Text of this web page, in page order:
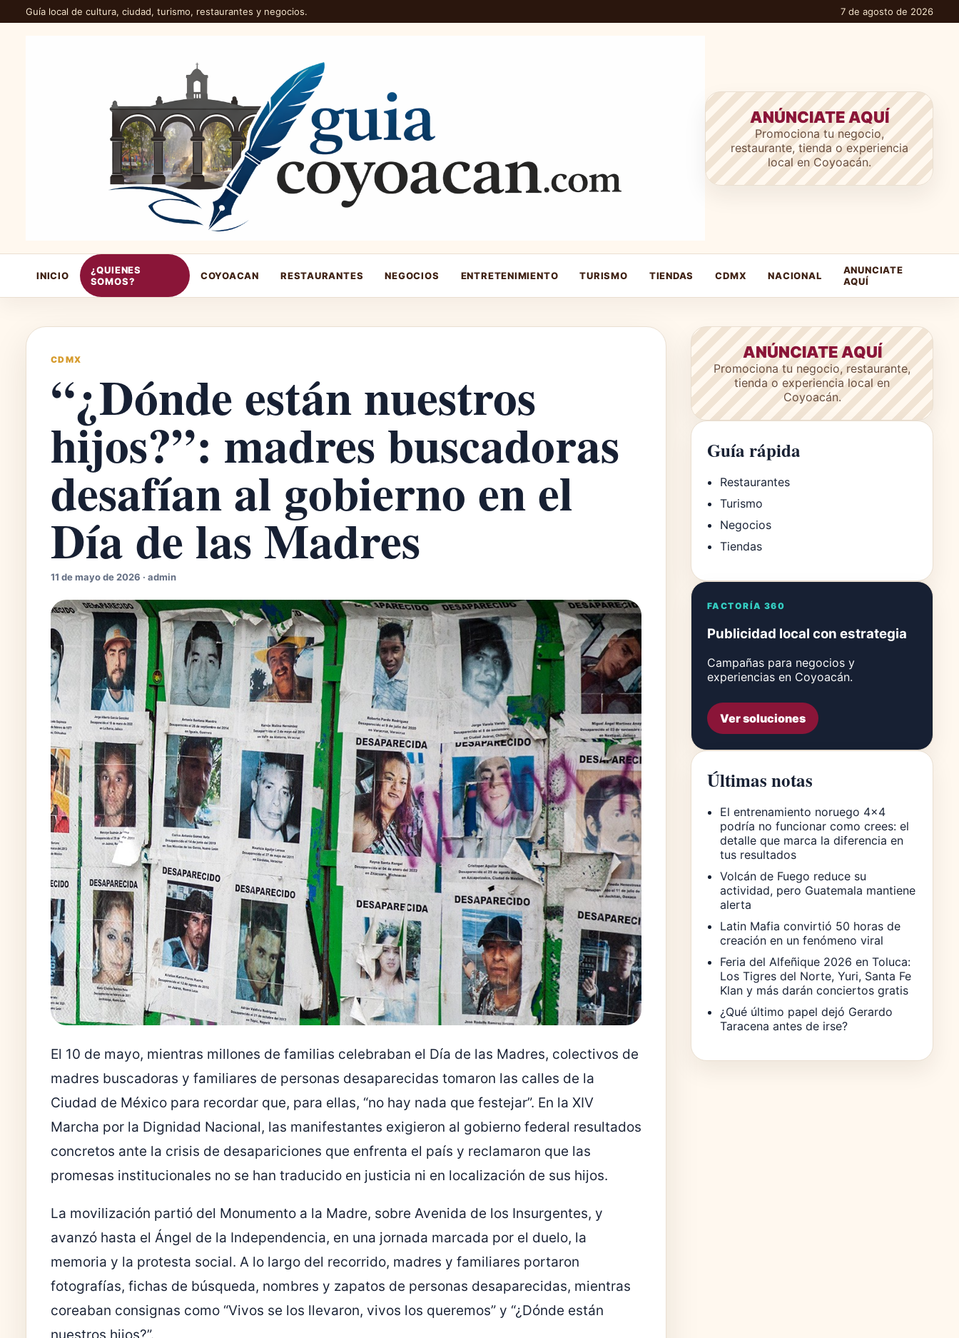
Guía local de cultura, ciudad, turismo, restaurantes y negocios. 7 de agosto de 2026
ANÚNCIATE AQUÍ
Promociona tu negocio,
restaurante, tienda o experiencia
local en Coyoacán.
INICIO
¿QUIENES
SOMOS?
COYOACAN RESTAURANTES NEGOCIOS ENTRETENIMIENTO TURISMO TIENDAS CDMX NACIONAL
ANUNCIATE
AQUÍ
CDMX
“¿Dónde están nuestros
hijos?”: madres buscadoras
desafían al gobierno en el
Día de las Madres
11 de mayo de 2026 · admin
El 10 de mayo, mientras millones de familias celebraban el Día de las Madres, colectivos de
madres buscadoras y familiares de personas desaparecidas tomaron las calles de la
Ciudad de México para recordar que, para ellas, “no hay nada que festejar”. En la XIV
Marcha por la Dignidad Nacional, las manifestantes exigieron al gobierno federal resultados
concretos ante la crisis de desapariciones que enfrenta el país y reclamaron que las
promesas institucionales no se han traducido en justicia ni en localización de sus hijos.
La movilización partió del Monumento a la Madre, sobre Avenida de los Insurgentes, y
avanzó hasta el Ángel de la Independencia, en una jornada marcada por el duelo, la
memoria y la protesta social. A lo largo del recorrido, madres y familiares portaron
fotografías, fichas de búsqueda, nombres y zapatos de personas desaparecidas, mientras
coreaban consignas como “Vivos se los llevaron, vivos los queremos” y “¿Dónde están
ANÚNCIATE AQUÍ
Promociona tu negocio, restaurante,
tienda o experiencia local en
Coyoacán.
Guía rápida
Restaurantes
Turismo
Negocios
Tiendas
FACTORÍA 360
Publicidad local con estrategia
Campañas para negocios y
experiencias en Coyoacán.
Ver soluciones
Últimas notas
El entrenamiento noruego 4×4
podría no funcionar como crees: el
detalle que marca la diferencia en
tus resultados
Volcán de Fuego reduce su
actividad, pero Guatemala mantiene
alerta
Latin Mafia convirtió 50 horas de
creación en un fenómeno viral
Feria del Alfeñique 2026 en Toluca:
Los Tigres del Norte, Yuri, Santa Fe
Klan y más darán conciertos gratis
¿Qué último papel dejó Gerardo
Taracena antes de irse?